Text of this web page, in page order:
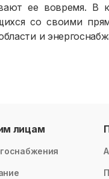
ее вовремя. В
со своими
и
лицам